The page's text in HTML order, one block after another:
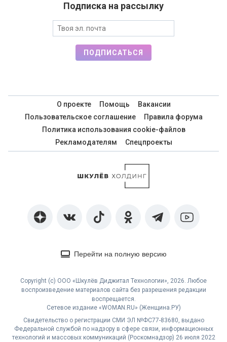
Подписка на рассылку
ПОДПИСАТЬСЯ
О проекте Помощь
Вакансии
Пользовательское соглашение
Правила форума
Политика использования cookie-файлов
Рекламодателям
Спецпроекты
Перейти на полную версию
Copyright (с) ООО «Шкулёв Диджитал Технологии», 2026. Любое
воспроизведение материалов сайта без разрешения редакции
воспрещается.
Сетевое издание «WOMAN.RU» (Женщина.РУ)
Свидетельство о регистрации СМИ ЭЛ №ФС77-83680, выдано
Федеральной службой по надзору в сфере связи, информационных
технологий и массовых коммуникаций (Роскомнадзор) 26 июля 2022